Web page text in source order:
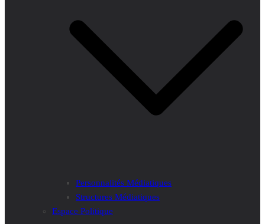
Personnalités Médiatiques
Structures Médiatiques
Espace Politique